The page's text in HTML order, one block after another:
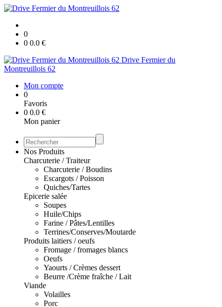
0
0 0.0 €
Drive Fermier du
Montreuillois 62
Mon compte
0
Favoris
0 0.0 €
Mon panier
Nos Produits
Charcuterie / Traiteur
Charcuterie / Boudins
Escargots / Poisson
Quiches/Tartes
Epicerie salée
Soupes
Huile/Chips
Farine / Pâtes/Lentilles
Terrines/Conserves/Moutarde
Produits laitiers / oeufs
Fromage / fromages blancs
Oeufs
Yaourts / Crèmes dessert
Beurre /Crème fraîche / Lait
Viande
Volailles
Porc